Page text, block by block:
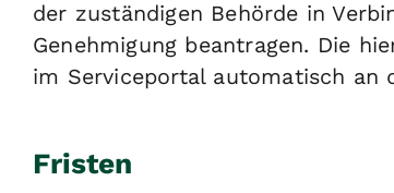
der zuständigen Behörde in
Genehmigung beantragen. Die
im Serviceportal automatisch an
Fristen